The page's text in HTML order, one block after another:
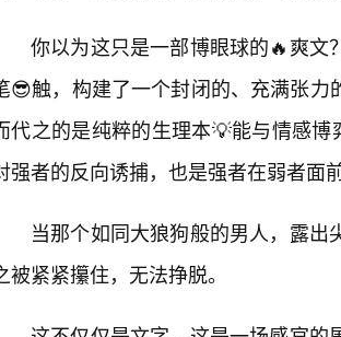
你以为这只是一部博眼球的🔥爽文
😎触，构建了一个封闭的、充满张
代之的是纯粹的生理本💡能与情感
强者的反向诱捕，也是强者在弱者面
当那个如同大狼狗般的男人，露
被紧紧攥住，无法挣脱。